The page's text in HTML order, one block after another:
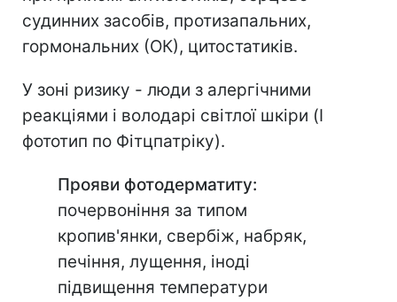
судинних засобів, протизапальних,
гормональних (ОК), цитостатиків.
У зоні ризику - люди з алергічними
реакціями і володарі світлої шкіри (I
фототип по Фітцпатріку).
Прояви фотодерматиту:
почервоніння за типом
кропив'янки, свербіж, набряк,
печіння, лущення, іноді
підвищення температури